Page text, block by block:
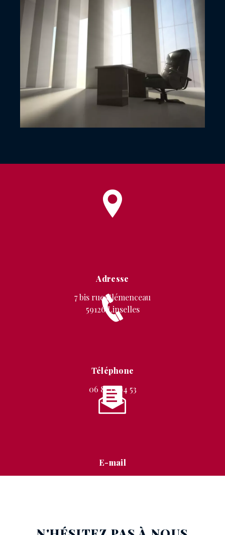
Adresse
7 bis rue Clémenceau
59126 Linselles
Téléphone
06 87 12 94 53
E-mail